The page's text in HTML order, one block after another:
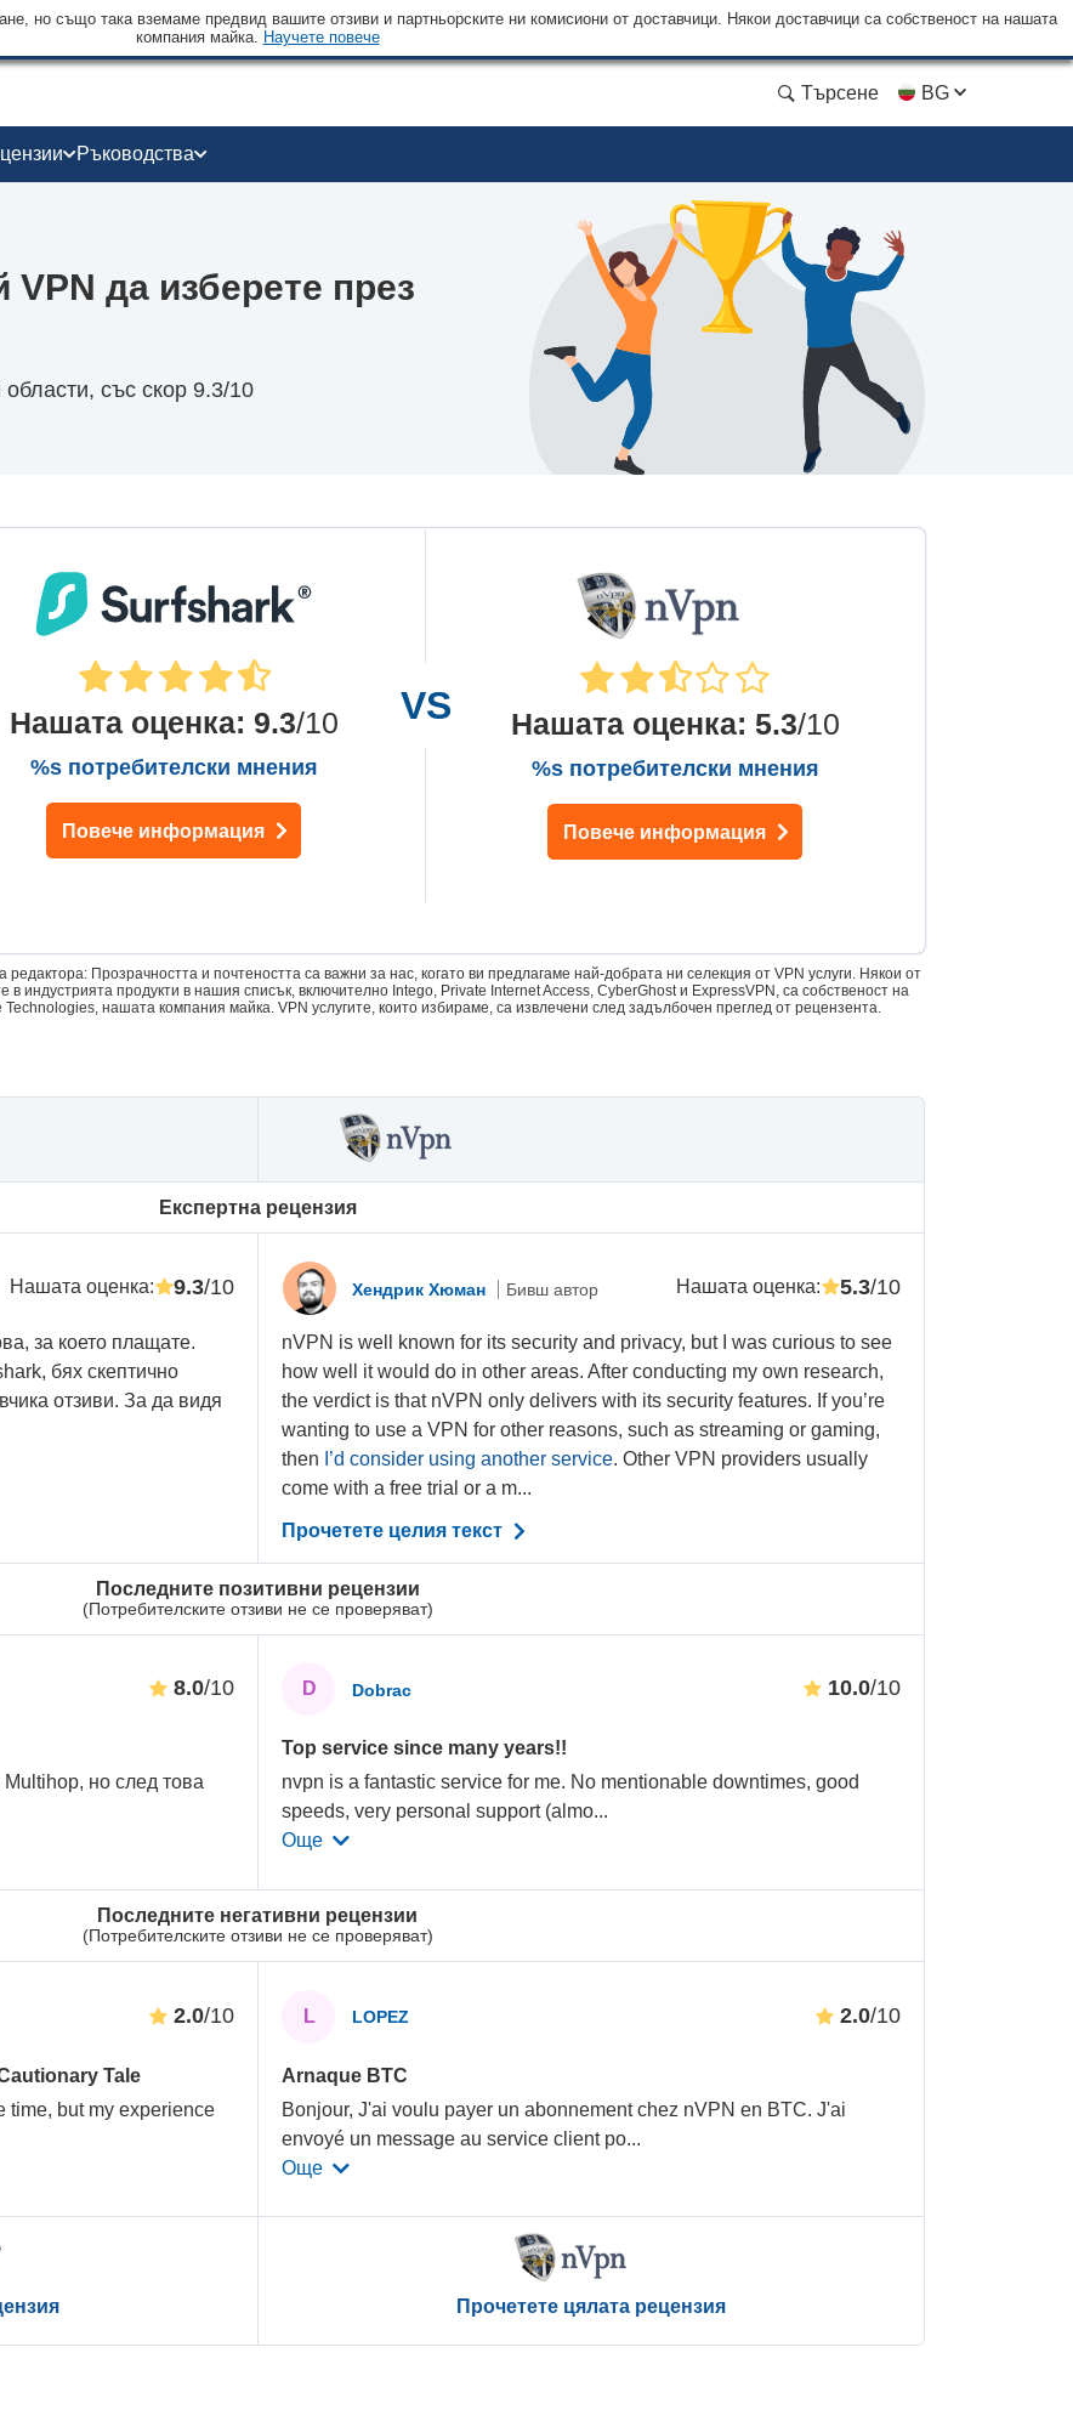
но също така вземаме предвид вашите отзиви и партньорските ни комисиони от доставчици. Някои доставчици са собственост на нашата
компания майка. Научете повече
Търсене BG
Ръководства
да изберете през
със скор 9.3/10
Нашата оценка: 9.3/10
%s потребителски мнения
Повече информация
Нашата оценка: 5.3/10
%s потребителски мнения
Повече информация
редактора: Прозрачността и почтеността са важни за нас, когато ви предлагаме най-добрата ни селекция от VPN услуги. Някои от
в индустрията продукти в нашия списък, включително Intego, Private Internet Access, CyberGhost и ExpressVPN, са собственост на
Technologies, нашата компания майка. VPN услугите, които избираме, са извлечени след задълбочен преглед от рецензента.
Eкспертна рецензия
Последните позитивни рецензии
(Потребителските отзиви не се проверяват)
Последните негативни рецензии
(Потребителските отзиви не се проверяват)
Нашата оценка: 9.3/10
за което плащате.
бях скептично
отзиви. За да видя
8.0/10
но след това
2.0/10
Tale
time, but my experience
Хендрик Хюман Бивш автор Нашата оценка: 5.3/10
nVPN is well known for its security and privacy, but I was curious to see
how well it would do in other areas. After conducting my own research,
the verdict is that nVPN only delivers with its security features. If you’re
wanting to use a VPN for other reasons, such as streaming or gaming,
then I’d consider using another service. Other VPN providers usually
come with a free trial or a m...
Прочетете целия текст
D Dobrac 10.0/10
Top service since many years!!
nvpn is a fantastic service for me. No mentionable downtimes, good
speeds, very personal support (almo...
Още
L LOPEZ 2.0/10
Arnaque BTC
Bonjour, J'ai voulu payer un abonnement chez nVPN en BTC. J'ai
envoyé un message au service client po...
Още
Прочетете цялата рецензия